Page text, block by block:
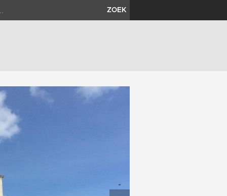
ZOEK